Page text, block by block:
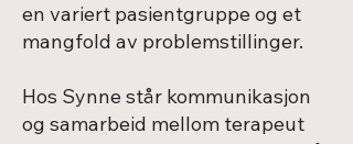
en variert pasientgruppe og et
mangfold av problemstillinger.
Hos Synne står kommunikasjon
og samarbeid mellom terapeut